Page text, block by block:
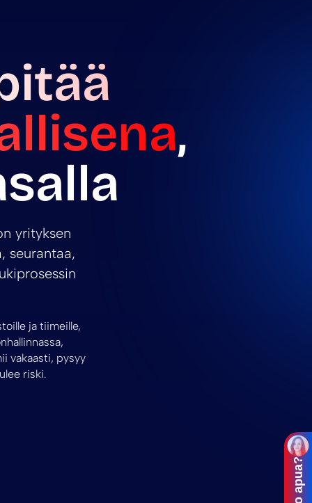
,
yrityksen
seurantaa,
ja tiimeille,
vakaasti, pysyy
riski.